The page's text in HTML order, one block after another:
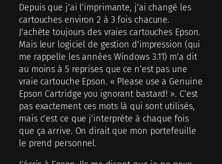
Depuis que j’ai l’imprimante, j’ai changé les
cartouches environ 2 à 3 fois chacune.
J’achète toujours des vraies cartouches Epson.
Mais leur logiciel de gestion d’impression (qui
me rappelle les années Windows 3.11) m’a dit
au moins à 5 reprises que ce n’est pas une
vraie cartouche Epson. « Please use a Genuine
Epson Cartridge you ignorant bastard! ». C’est
pas exactement ces mots là qui sont utilisés,
mais c’est ce que j’interprète à chaque fois
que ça arrive. On dirait que mon portefeuille
le prend personnel.